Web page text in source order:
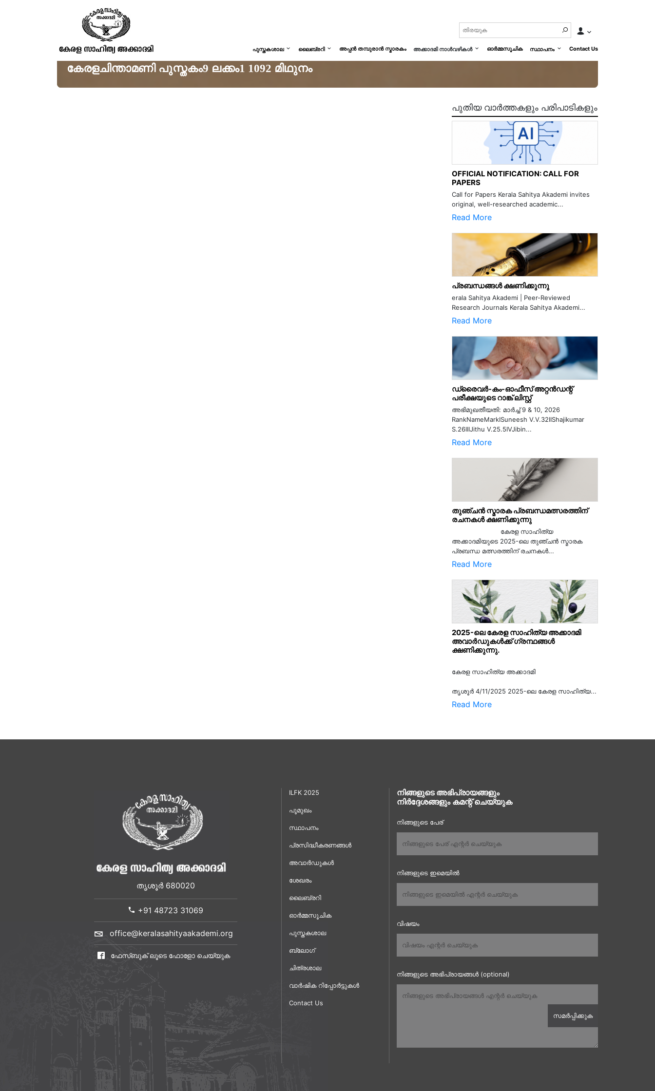
പുസ്തകശാല ലൈബ്രറി അപ്പൻ തമ്പുരാൻ സ്മാരകം അക്കാദമി നാൾവഴികൾ ഓർമ്മസൂചിക സ്ഥാപനം Contact Us
കേരളചിന്താമണി പുസ്തകം9 ലക്കം1 1092 മിഥുനം
പുതിയ വാർത്തകളും പരിപാടികളും
OFFICIAL NOTIFICATION: CALL FOR
PAPERS
Call for Papers Kerala Sahitya Akademi invites
original, well-researched academic...
Read More
പ്രബന്ധങ്ങൾ ക്ഷണിക്കുന്നു
erala Sahitya Akademi | Peer-Reviewed
Research Journals Kerala Sahitya Akademi...
Read More
ഡ്രൈവർ-കം-ഓഫീസ് അറ്റൻഡന്റ്
പരീക്ഷയുടെ റാങ്ക് ലിസ്റ്റ്
അഭിമുഖതീയതി: മാർച്ച് 9 & 10, 2026
RankNameMarkISuneesh V.V.32IIShajikumar
S.26IIIJithu V.25.5IVJibin...
Read More
തുഞ്ചൻ സ്മാരക പ്രബന്ധമത്സരത്തിന്
രചനകൾ ക്ഷണിക്കുന്നു
കേരള സാഹിത്യ
അക്കാദമിയുടെ 2025-ലെ തുഞ്ചൻ സ്മാരക
പ്രബന്ധ മത്സരത്തിന് രചനകൾ...
Read More
2025-ലെ കേരള സാഹിത്യ അക്കാദമി
അവാർഡുകൾക്ക് ഗ്രന്ഥങ്ങൾ
ക്ഷണിക്കുന്നു.
കേരള സാഹിത്യ അക്കാദമി
തൃശൂര്‍ 4/11/2025 2025-ലെ കേരള സാഹിത്യ...
Read More
തൃശൂർ 680020
+91 48723 31069
office@keralasahityaakademi.org
ഫേസ്ബുക് ലൂടെ ഫോളോ ചെയ്യുക
ILFK 2025
പൂമുഖം
സ്ഥാപനം
പ്രസിദ്ധീകരണങ്ങൾ
അവാർഡുകൾ
ശേഖരം
ലൈബ്രറി
ഓർമ്മസൂചിക
പുസ്തകശാല
ബ്ലോഗ്
ചിത്രശാല
വാർഷിക റിപ്പോർട്ടുകൾ
Contact Us
നിങ്ങളുടെ അഭിപ്രായങ്ങളും
നിർദ്ദേശങ്ങളും കമന്റ് ചെയ്യുക
നിങ്ങളുടെ പേര്
നിങ്ങളുടെ ഇമെയിൽ
വിഷയം
നിങ്ങളുടെ അഭിപ്രായങ്ങൾ (optional)